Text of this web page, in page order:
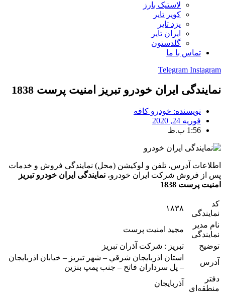
لاستیک بارز
کویر تایر
یزد تایر
ایران تایر
گلدستون
تماس با ما
Telegram Instagram
نمایندگی ایران خودرو تبریز امنيت پرست 1838
نویسنده: خودرو کافه
فوریه 24, 2020
1:56 ب.ظ
اطلاعات آدرس، تلفن و لوکیشن (محل) نمایندگی فروش و خدمات
پس از فروش شرکت ایران خودرو، نمایندگی ایران خودرو تبریز
امنيت پرست 1838
کد
نمایندگی
۱۸۳۸
نام مدیر
نمایندگی
مجيد امنيت پرست
توضیح
تبريز : شركت آذران تبريز
آدرس
استان اذربايجان شرقي – شهر تبريز – خيابان اذربايجان
– پل سرداران فاتح – جنب پمپ بنزين
دفتر
منطقه‌ای
آذربايجان